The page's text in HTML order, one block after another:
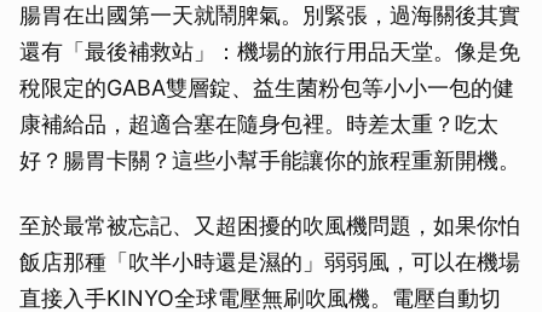
腸胃在出國第一天就鬧脾氣。別緊張，過海關後其實
還有「最後補救站」：機場的旅行用品天堂。像是免
稅限定的GABA雙層錠、益生菌粉包等小小一包的健
康補給品，超適合塞在隨身包裡。時差太重？吃太
好？腸胃卡關？這些小幫手能讓你的旅程重新開機。
至於最常被忘記、又超困擾的吹風機問題，如果你怕
飯店那種「吹半小時還是濕的」弱弱風，可以在機場
直接入手KINYO全球電壓無刷吹風機。電壓自動切